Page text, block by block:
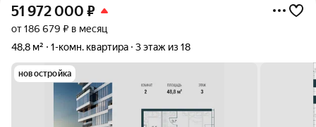
51 972 000 ₽
от 186 679 ₽ в месяц
48,8 м²
1-комн. квартира 3 этаж из 18
новостройка